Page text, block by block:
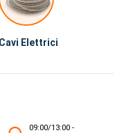
Cavi Elettrici
09:00/13:00 -